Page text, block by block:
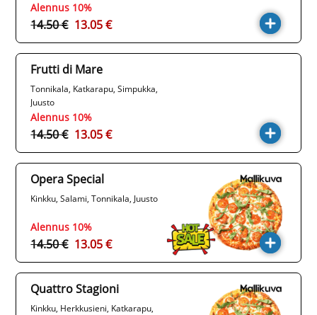
Alennus 10%
14.50 € 13.05 €
Frutti di Mare
Tonnikala, Katkarapu, Simpukka,
Juusto
Alennus 10%
14.50 € 13.05 €
Opera Special
Kinkku, Salami, Tonnikala, Juusto
Alennus 10%
14.50 € 13.05 €
Quattro Stagioni
Kinkku, Herkkusieni, Katkarapu,